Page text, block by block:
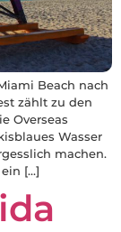
Beach nach
zählt zu den
Overseas
Wasser
machen.
[…]